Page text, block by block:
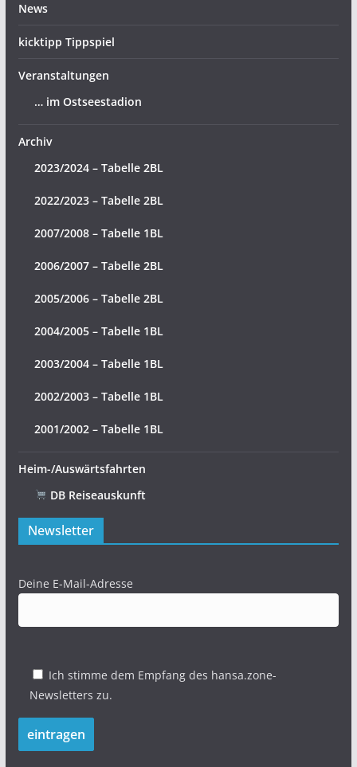
News
kicktipp Tippspiel
Veranstaltungen
… im Ostseestadion
Archiv
2023/2024 – Tabelle 2BL
2022/2023 – Tabelle 2BL
2007/2008 – Tabelle 1BL
2006/2007 – Tabelle 2BL
2005/2006 – Tabelle 2BL
2004/2005 – Tabelle 1BL
2003/2004 – Tabelle 1BL
2002/2003 – Tabelle 1BL
2001/2002 – Tabelle 1BL
Heim-/Auswärtsfahrten
DB Reiseauskunft
Newsletter
Deine E-Mail-Adresse
Ich stimme dem Empfang des hansa.zone-
Newsletters zu.